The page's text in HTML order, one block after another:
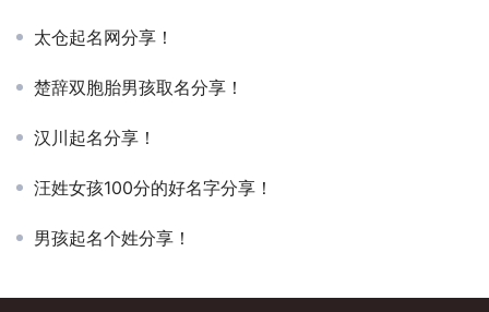
太仓起名网分享！
楚辞双胞胎男孩取名分享！
汉川起名分享！
汪姓女孩100分的好名字分享！
男孩起名个姓分享！